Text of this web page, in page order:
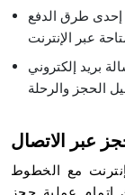
إحدى طرق الدفع
بريد إلكتروني
عبر الاتصال
مع الخطوط